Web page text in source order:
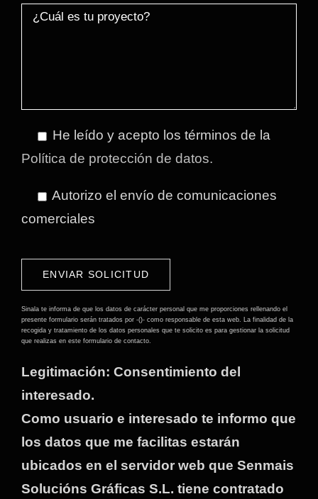
He leído y acepto los términos de la
Política de protección de datos.
Autorizo el envío de comunicaciones
comerciales
Por
favor,
deja
este
vacío.
Sinala te informa de que los datos de carácter personal que me proporciones rellenando el
presente formulario serán tratados por -()- como responsable de esta web. La finalidad de la
recogida y tratamiento de los datos personales que te solicito es para gestionar la solicitud
que realizas en este formulario de contacto.
Legitimación: Consentimiento del
interesado.
Como usuario e interesado te informo que
los datos que me facilitas estarán
ubicados en el servidor web que Senmais
Solucións Gráficas S.L. tiene contratado